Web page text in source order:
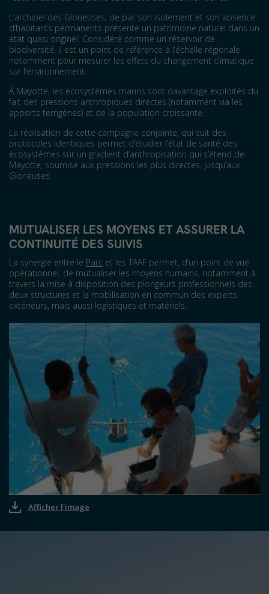
Afficher l'image
L’archipel des Glorieuses, de par son isolement et son absence
d’habitants permanents présente un patrimoine naturel dans un
état quasi originel. Considéré comme un réservoir de
biodiversité, il est un point de référence à l’échelle régionale
notamment pour mesurer les effets du changement climatique
sur l’environnement.
À Mayotte, les écosystèmes marins sont davantage exploités du
fait des pressions anthropiques directes (notamment via les
apports terrigènes) et de la population croissante.
La réalisation de cette campagne conjointe, qui suit des
protocoles identiques permet d’étudier l’état de santé des
écosystèmes sur un gradient d’anthropisation qui s’étend de
Mayotte, soumise aux pressions les plus directes, jusqu’aux
Glorieuses.
MUTUALISER LES MOYENS ET ASSURER LA
CONTINUITÉ DES SUIVIS
La synergie entre le Parc et les TAAF permet, d’un point de vue
opérationnel, de mutualiser les moyens humains, notamment à
travers la mise à disposition des plongeurs professionnels des
deux structures et la mobilisation en commun des experts
extérieurs, mais aussi logistiques et matériels.